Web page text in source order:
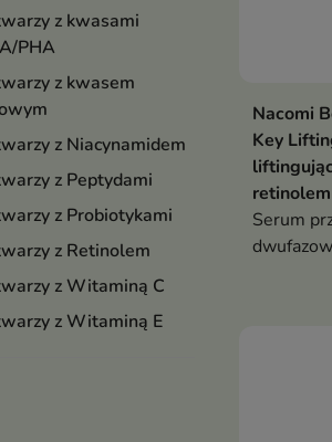
z kwasami
PHA
z kwasem
z Niacynamidem
z Peptydami
z Probiotykami
z Retinolem
z Witaminą C
z Witaminą E
Nacomi
Key
Serum